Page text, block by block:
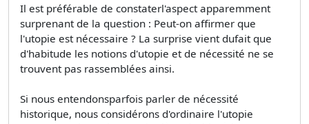
Il est préférable de constaterl'aspect apparemment
surprenant de la question : Peut-on affirmer que
l'utopie est nécessaire ? La surprise vient dufait que
d'habitude les notions d'utopie et de nécessité ne se
trouvent pas rassemblées ainsi.
Si nous entendonsparfois parler de nécessité
historique, nous considérons d'ordinaire l'utopie